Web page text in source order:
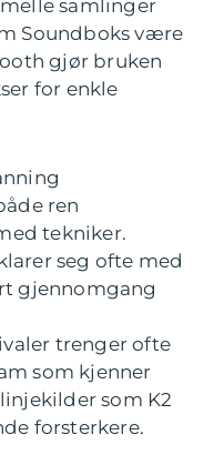
samlinger
Soundboks være
gjør bruken
for enkle
ren
tekniker.
seg ofte med
gjennomgang
trenger ofte
som kjenner
som K2
forsterkere.